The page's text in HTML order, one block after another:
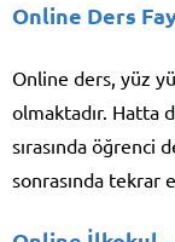
Online Ders
Online ders, yüz
olmaktadır. Hatta
sırasında öğrenci
sonrasında tekrar